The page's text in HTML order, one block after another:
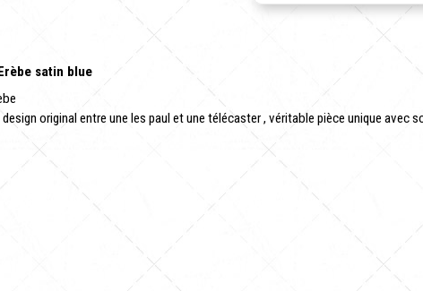
satin blue
original entre une les paul et une télécaster , véritable pièce unique avec